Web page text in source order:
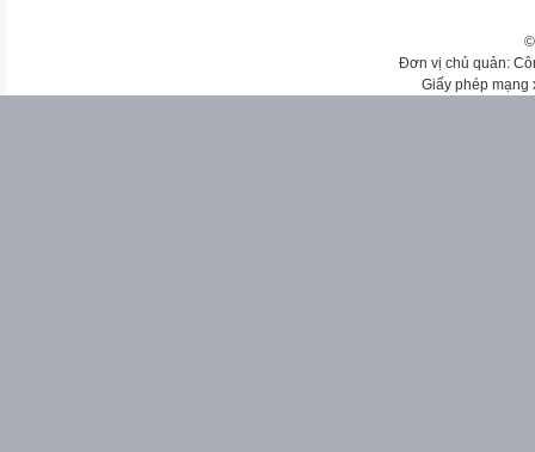
Đơn vị chủ quản:
Giấy phép mạng